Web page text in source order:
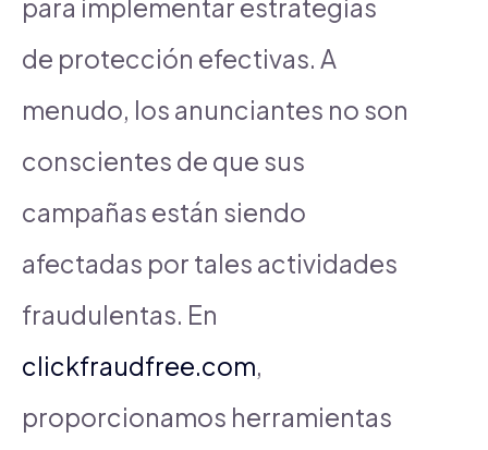
para implementar estrategias
de protección efectivas. A
menudo, los anunciantes no son
conscientes de que sus
campañas están siendo
afectadas por tales actividades
fraudulentas. En
clickfraudfree.com,
proporcionamos herramientas